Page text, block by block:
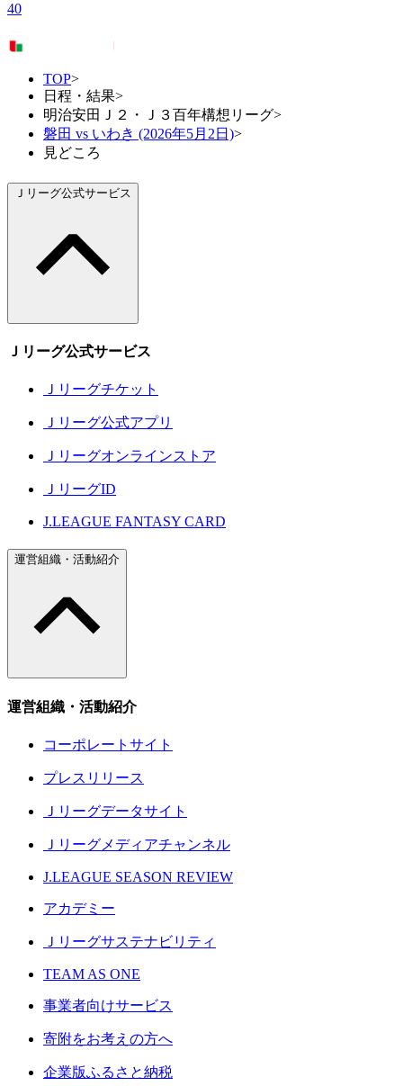
40
TOP>
日程・結果>
明治安田Ｊ２・Ｊ３百年構想リーグ>
磐田 vs いわき (2026年5月2日)>
見どころ
Ｊリーグ公式サービス
Ｊリーグ公式サービス
Ｊリーグチケット
Ｊリーグ公式アプリ
Ｊリーグオンラインストア
ＪリーグID
J.LEAGUE FANTASY CARD
運営組織・活動紹介
運営組織・活動紹介
コーポレートサイト
プレスリリース
Ｊリーグデータサイト
Ｊリーグメディアチャンネル
J.LEAGUE SEASON REVIEW
アカデミー
Ｊリーグサステナビリティ
TEAM AS ONE
事業者向けサービス
寄附をお考えの方へ
企業版ふるさと納税